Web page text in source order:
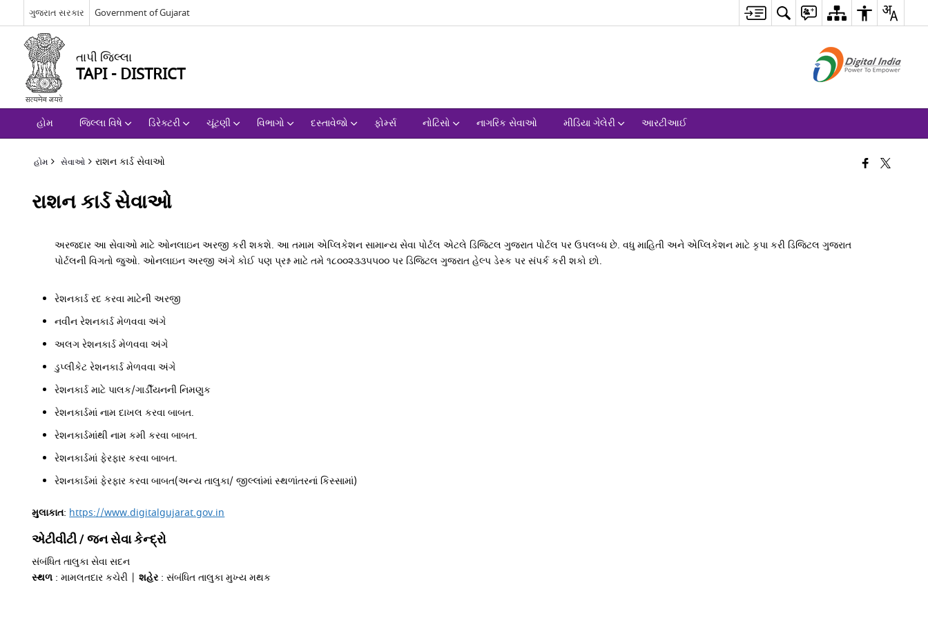
ગુજરાત સરકાર Government of Gujarat
તાપી જિલ્લા
TAPI - DISTRICT
હોમ જિલ્લા વિષે ડિરેક્ટરી ચૂંટણી વિભાગો દસ્તાવેજો ફોર્મ્સ નોટિસો નાગરિક સેવાઓ મીડિયા ગેલેરી આરટીઆઈ
હોમ સેવાઓ રાશન કાર્ડ સેવાઓ
રાશન કાર્ડ સેવાઓ
અરજદાર આ સેવાઓ માટે ઓનલાઇન અરજી કરી શકશે. આ તમામ એપ્લિકેશન સામાન્ય સેવા પોર્ટલ એટલે ડિજિટલ ગુજરાત પોર્ટલ પર ઉપલબ્ધ છે. વધુ માહિતી અને એપ્લિકેશન માટે કૃપા કરી ડિજિટલ ગુજરાત
પોર્ટલની વિગતો જુઓ. ઓનલાઇન અરજી અંગે કોઈ પણ પ્રશ્ન માટે તમે ૧૮૦૦૨૩૩૫૫૦૦ પર ડિજિટલ ગુજરાત હેલ્પ ડેસ્ક પર સંપર્ક કરી શકો છો.
રેશનકાર્ડ રદ કરવા માટેની અરજી
નવીન રેશનકાર્ડ મેળવવા અંગે
અલગ રેશનકાર્ડ મેળવવા અંગે
ડુપ્લીકેટ રેશનકાર્ડ મેળવવા અંગે
રેશનકાર્ડ માટે પાલક/ગાડીઁયનની નિમણુક
રેશનકાર્ડમાં નામ દાખલ કરવા બાબત.
રેશનકાર્ડમાંથી નામ કમી કરવા બાબત.
રેશનકાર્ડમાં ફેરફાર કરવા બાબત.
રેશનકાર્ડમાં ફેરફાર કરવા બાબત(અન્ય તાલુકા/ જીલ્લાંમાં સ્થળાંતરનાં કિસ્સામાં)
મુલાકાત: https://www.digitalgujarat.gov.in
એટીવીટી / જન સેવા કેન્દ્રો
સંબંધિત તાલુકા સેવા સદન
સ્થળ : મામલતદાર કચેરી |શહેર: સંબંધિત તાલુકા મુખ્ય મથક